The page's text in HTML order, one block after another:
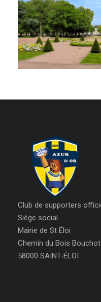
Club de supporters
Siège social
Mairie de St Éloi
Chemin du Bois Bouchot
58000 SAINT-ÉLOI